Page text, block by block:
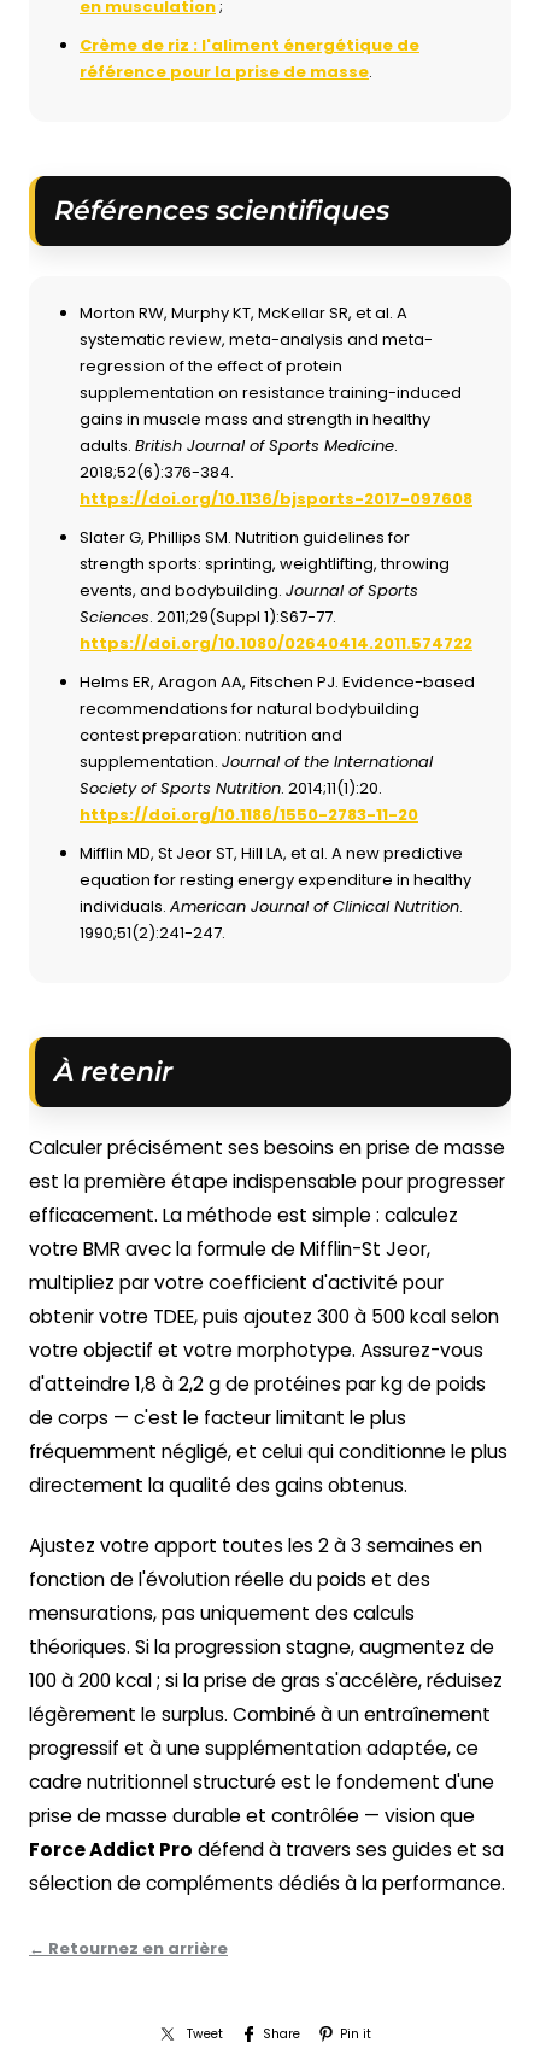
en musculation;
Crème de riz : l'aliment énergétique de
référence pour la prise de masse.
Références scientifiques
Morton RW, Murphy KT, McKellar SR, et al. A
systematic review, meta-analysis and meta-
regression of the effect of protein
supplementation on resistance training-induced
gains in muscle mass and strength in healthy
adults. British Journal of Sports Medicine.
2018;52(6):376-384.
https://doi.org/10.1136/bjsports-2017-097608
Slater G, Phillips SM. Nutrition guidelines for
strength sports: sprinting, weightlifting, throwing
events, and bodybuilding. Journal of Sports
Sciences. 2011;29(Suppl 1):S67-77.
https://doi.org/10.1080/02640414.2011.574722
Helms ER, Aragon AA, Fitschen PJ. Evidence-based
recommendations for natural bodybuilding
contest preparation: nutrition and
supplementation. Journal of the International
Society of Sports Nutrition. 2014;11(1):20.
https://doi.org/10.1186/1550-2783-11-20
Mifflin MD, St Jeor ST, Hill LA, et al. A new predictive
equation for resting energy expenditure in healthy
individuals. American Journal of Clinical Nutrition.
1990;51(2):241-247.
À retenir
Calculer précisément ses besoins en prise de masse
est la première étape indispensable pour progresser
efficacement. La méthode est simple : calculez
votre BMR avec la formule de Mifflin-St Jeor,
multipliez par votre coefficient d'activité pour
obtenir votre TDEE, puis ajoutez 300 à 500 kcal selon
votre objectif et votre morphotype. Assurez-vous
d'atteindre 1,8 à 2,2 g de protéines par kg de poids
de corps — c'est le facteur limitant le plus
fréquemment négligé, et celui qui conditionne le plus
directement la qualité des gains obtenus.
Ajustez votre apport toutes les 2 à 3 semaines en
fonction de l'évolution réelle du poids et des
mensurations, pas uniquement des calculs
théoriques. Si la progression stagne, augmentez de
100 à 200 kcal ; si la prise de gras s'accélère, réduisez
légèrement le surplus. Combiné à un entraînement
progressif et à une supplémentation adaptée, ce
cadre nutritionnel structuré est le fondement d'une
prise de masse durable et contrôlée — vision que
Force Addict Pro défend à travers ses guides et sa
sélection de compléments dédiés à la performance.
← Retournez en arrière
Tweet Share Pin it